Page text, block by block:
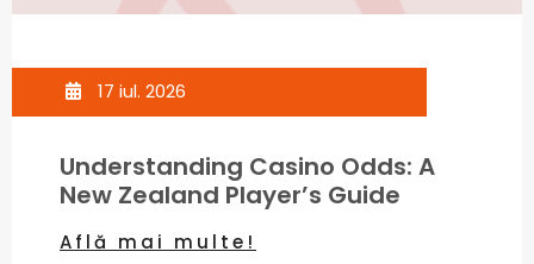
17 iul. 2026
Understanding Casino Odds: A
New Zealand Player’s Guide
Află mai multe!